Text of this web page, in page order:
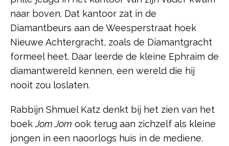
naar boven. Dat kantoor zat in de
Diamantbeurs aan de Weesperstraat hoek
Nieuwe Achtergracht, zoals de Diamantgracht
formeel heet. Daar leerde de kleine Ephraim de
diamantwereld kennen, een wereld die hij
nooit zou loslaten.
Rabbijn Shmuel Katz denkt bij het zien van het
boekJom Jom ook terug aan zichzelf als kleine
jongen in een naoorlogs huis in de mediene.